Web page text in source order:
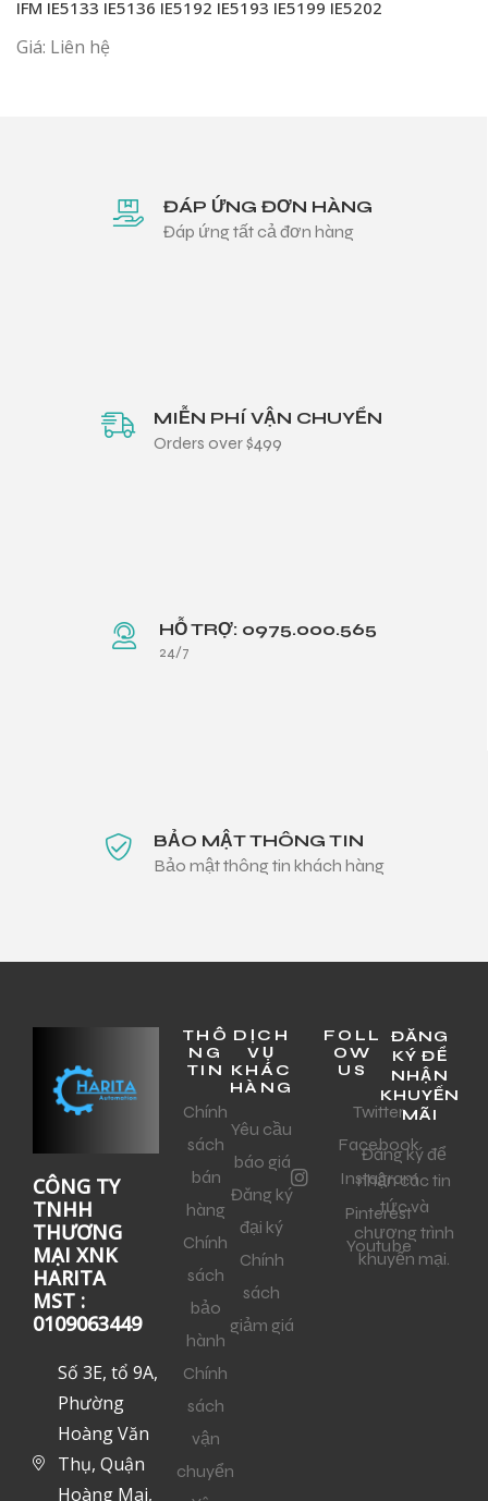
IFM IE5133 IE5136 IE5192 IE5193 IE5199 IE5202
Giá: Liên hệ
ĐÁP ỨNG ĐƠN HÀNG
Đáp ứng tất cả đơn hàng
MIỄN PHÍ VẬN CHUYỂN
Orders over $499
HỖ TRỢ: 0975.000.565
24/7
BẢO MẬT THÔNG TIN
Bảo mật thông tin khách hàng
CÔNG TY
TNHH
THƯƠNG
MẠI XNK
HARITA
MST :
0109063449
Số 3E, tổ 9A,
Phường
Hoàng Văn
Thụ, Quận
Hoàng Mai,
THÔ
NG
TIN
Chính
sách
bán
hàng
Chính
sách
bảo
hành
Chính
sách
vận
chuyển
DỊCH
VỤ
KHÁC
HÀNG
Yêu cầu
báo giá
Đăng ký
đại ký
Chính
sách
giảm giá
FOLL
OW
US
Twitter
Facebook
Instagram
Pinterest
Youtube
ĐĂNG
KÝ ĐỂ
NHẬN
KHUYẾN
MÃI
Đăng ký để
nhận các tin
tức và
chương trình
khuyến mại.